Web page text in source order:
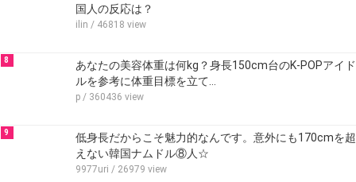
国人の反応は？
ilin / 46818 view
8
あなたの美容体重は何kg？身長150cm台のK-POPアイド
ルを参考に体重目標を立て…
p / 360436 view
9
低身長だからこそ魅力的なんです。意外にも170cmを超
えない韓国ナムドル⑧人☆
9977uri / 26979 view